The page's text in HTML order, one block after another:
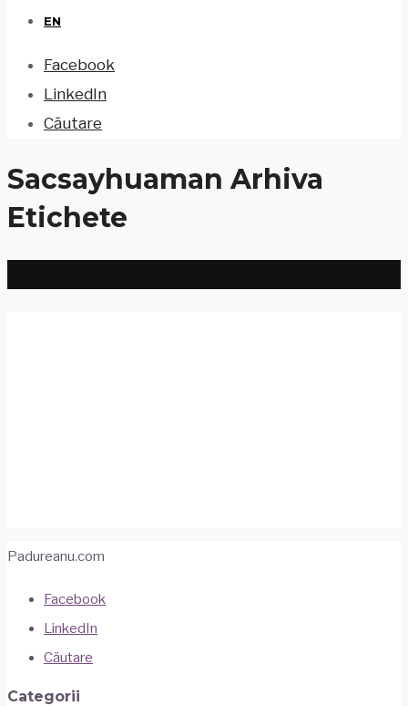
EN
Facebook
LinkedIn
Căutare
Sacsayhuaman Arhiva
Etichete
Padureanu.com
Facebook
LinkedIn
Căutare
Categorii